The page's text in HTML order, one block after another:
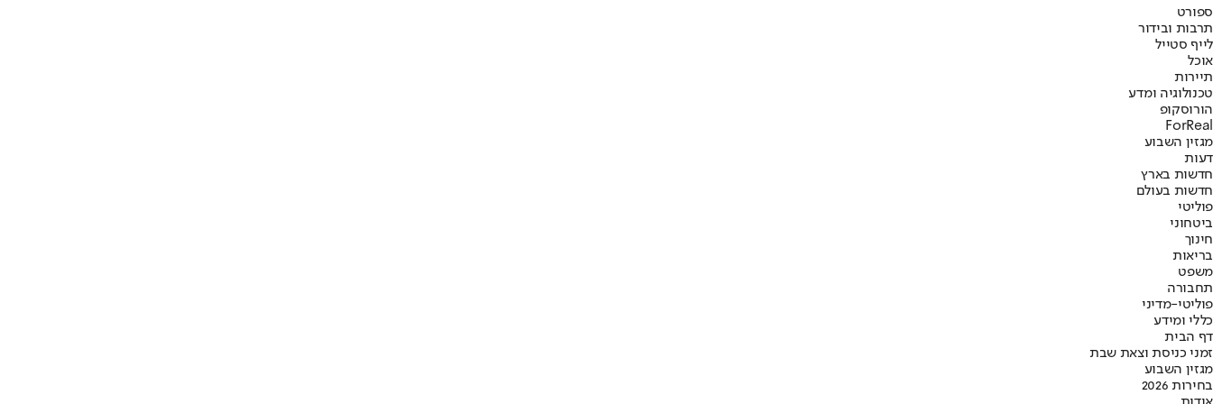
ספורט
תרבות ובידור
לייף סטייל
אוכל
תיירות
טכנולוגיה ומדע
הורוסקופ
ForReal
מגזין השבוע
דעות
חדשות בארץ
חדשות בעולם
פוליטי
ביטחוני
חינוך
בריאות
משפט
תחבורה
פוליטי-מדיני
כללי ומידע
דף הבית
זמני כניסת וצאת שבת
מגזין השבוע
בחירות 2026